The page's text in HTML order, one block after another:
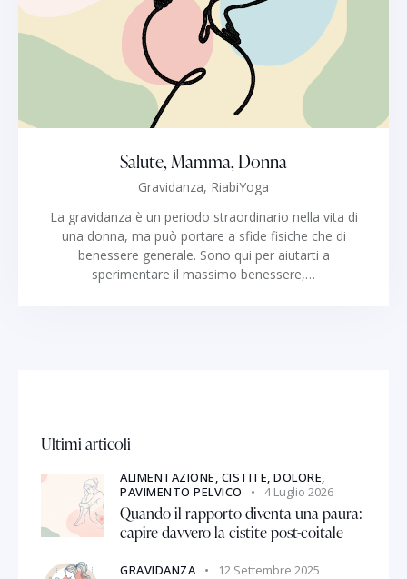
Salute, Mamma, Donna
Gravidanza, RiabiYoga
La gravidanza è un periodo straordinario nella vita di
una donna, ma può portare a sfide fisiche che di
benessere generale. Sono qui per aiutarti a
sperimentare il massimo benessere,…
Ultimi articoli
ALIMENTAZIONE, CISTITE, DOLORE,
PAVIMENTO PELVICO
4 Luglio 2026
Quando il rapporto diventa una paura:
capire davvero la cistite post-coitale
GRAVIDANZA 12 Settembre 2025